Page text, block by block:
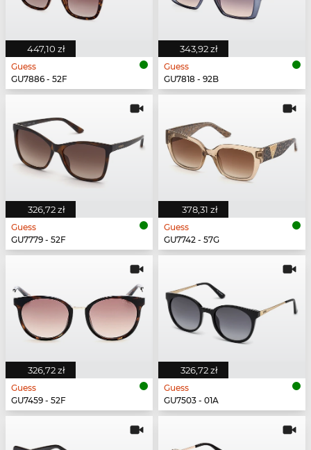
447,10 zł
Guess
GU7886 - 52F
343,92 zł
Guess
GU7818 - 92B
326,72 zł
Guess
GU7779 - 52F
378,31 zł
Guess
GU7742 - 57G
326,72 zł
Guess
GU7459 - 52F
326,72 zł
Guess
GU7503 - 01A